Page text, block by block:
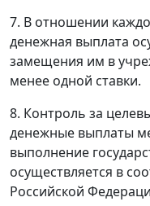
7. В отношении
денежная выплата
замещения им в
менее одной ставки.
8. Контроль за
денежные выплаты
выполнение
осуществляется в
Российской